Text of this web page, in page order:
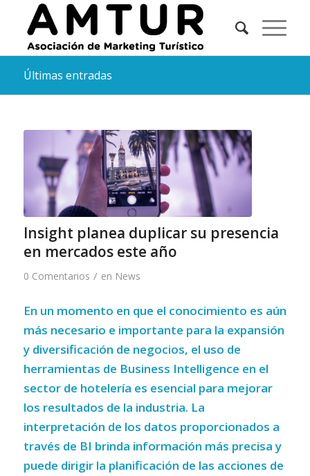
Últimas entradas
Insight planea duplicar su presencia
en mercados este año
0 Comentarios / en News
En un momento en que el conocimiento es aún
más necesario e importante para la expansión
y diversificación de negocios, el uso de
herramientas de Business Intelligence en el
sector de hotelería es esencial para mejorar
los resultados de la industria. La
interpretación de los datos proporcionados a
través de BI brinda información más precisa y
puede dirigir la planificación de las acciones de